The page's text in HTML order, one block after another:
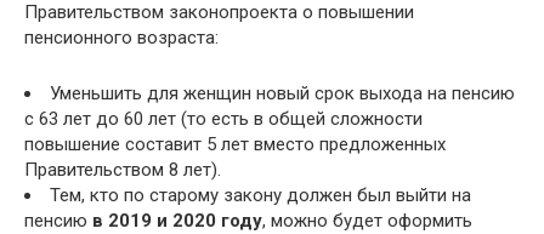
Правительством законопроекта о повышении
пенсионного возраста:
Уменьшить для женщин новый срок выхода на пенсию
с 63 лет до 60 лет (то есть в общей сложности
повышение составит 5 лет вместо предложенных
Правительством 8 лет).
Тем, кто по старому закону должен был выйти на
пенсию в 2019 и 2020 году, можно будет оформить